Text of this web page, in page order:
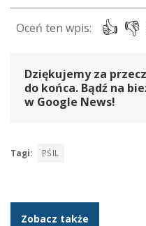
Dziękujemy za
do końca. Bądź na
w Google News!
Tagi: PŚIL
Zobacz także